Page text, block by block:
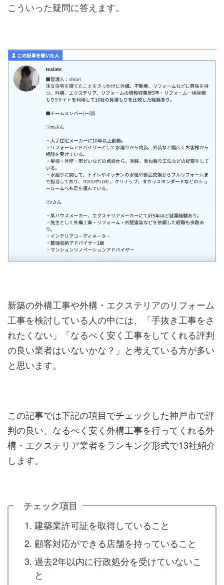
こういった疑問に答えます。
新築の外構工事や外構・エクステリアのリフォーム
工事を検討している人の中には、「手抜き工事をさ
れたくない」「なるべく安く工事をしてくれる評判
の良い業者はいないかな？」と考えている方が多い
と思います。
この記事では下記の項目でチェックした神戸市で評
判の良い、なるべく安く外構工事を行ってくれる外
構・エクステリア業者をランキング形式で13社紹介
します。
チェック項目
建築業許可証を取得していること
顧客対応ができる店舗を持っていること
過去2年以内に行政処分を受けていないこ
と